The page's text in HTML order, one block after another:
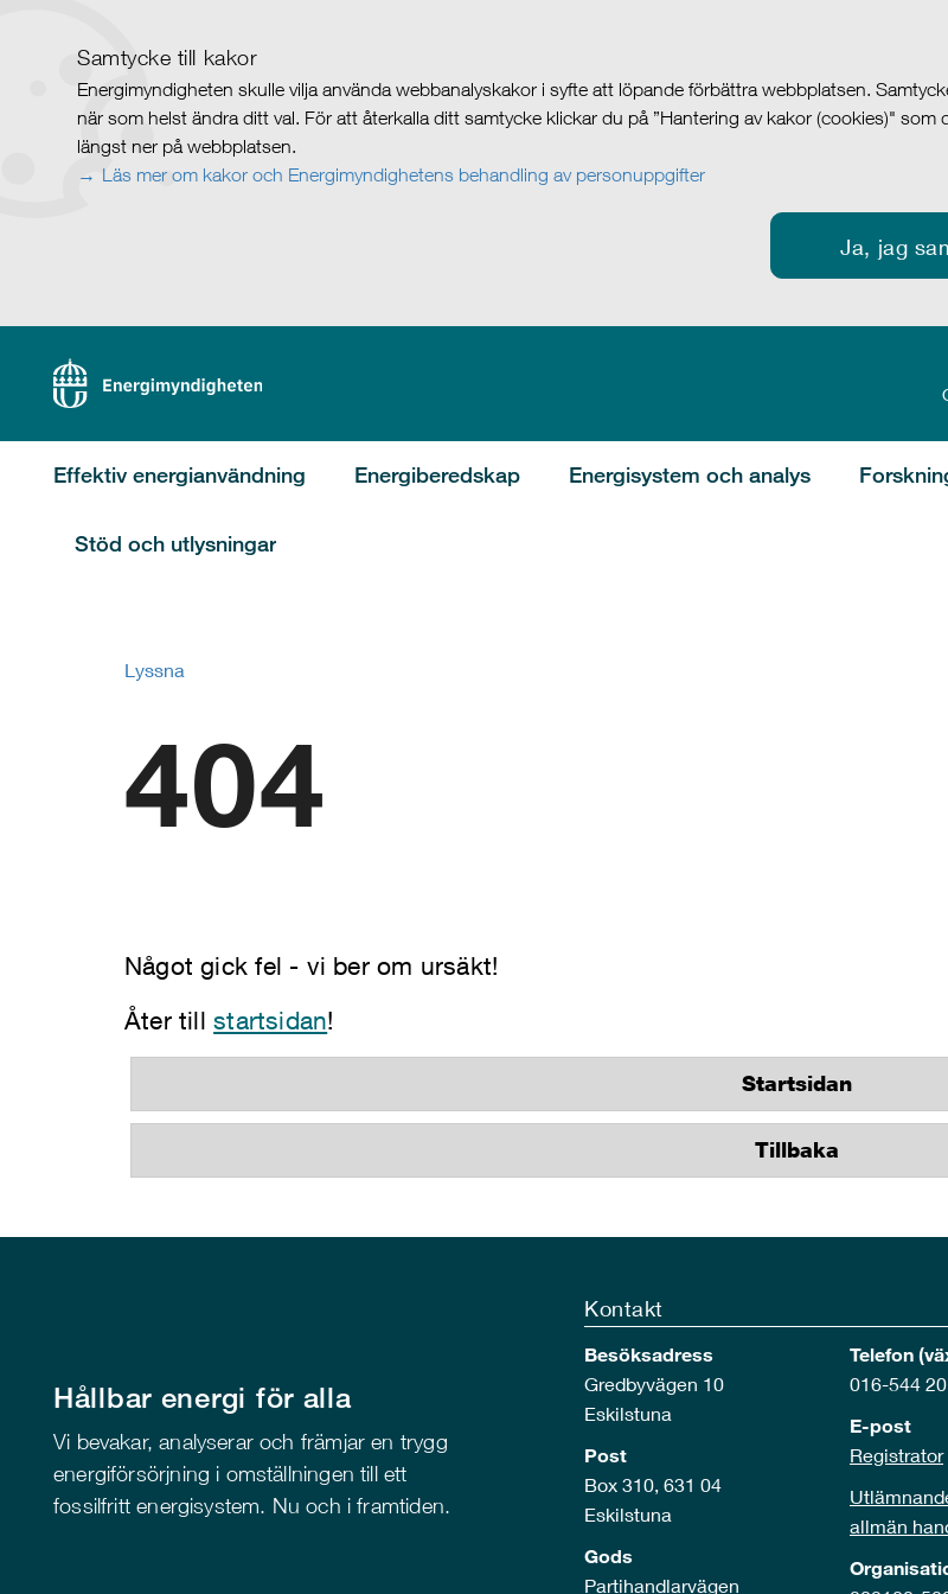
Samtycke till kakor
Energimyndigheten skulle vilja använda webbanalyskakor i syfte att löpande förbättra webbplatsen.
när som helst ändra ditt val. För att återkalla ditt samtycke klickar du på ”Hantering av kakor (cookies)" som
längst ner på webbplatsen.
Läs mer om kakor och Energimyndighetens behandling av personuppgifter
Ja, jag
Effektiv energianvändning Energiberedskap Energisystem och analys
Stöd och utlysningar
Lyssna
404
Något gick fel - vi ber om ursäkt!
Åter tillstartsidan!
Startsidan
Tillbaka
Hållbar energi för alla
Vi bevakar, analyserar och främjar en trygg
energiförsörjning i omställningen till ett
fossilfritt energisystem. Nu och i framtiden.
Kontakt
Besöksadress
Gredbyvägen 10
Eskilstuna
Post
Box 310, 631 04
Eskilstuna
Gods
Partihandlarvägen
Telefon
016-544
E-post
Registrator
allmän